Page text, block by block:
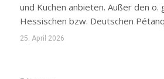
und Kuchen anbieten. Außer den o.
Hessischen bzw. Deutschen
25. April 2026